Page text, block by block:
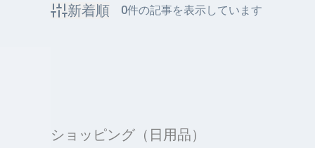
新着順 0件の記事を表示しています
ショッピング（日用品）